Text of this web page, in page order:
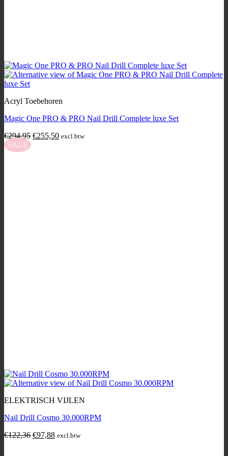
Acryl Toebehoren
Magic One PRO & PRO Nail Drill Complete luxe Set
€294,95 Original
€255,50Current
excl.btw
SALE
ELEKTRISCH VIJLEN
Nail Drill Cosmo 30.000RPM
€122,36 Original
€97,88Current
excl.btw